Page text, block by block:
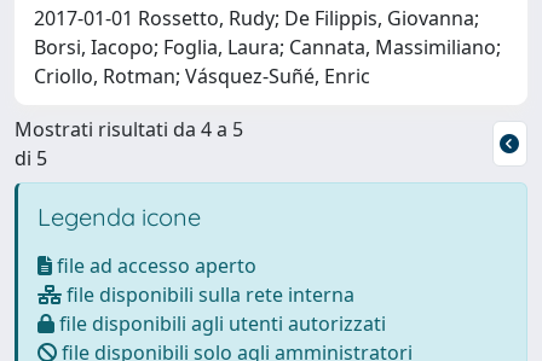
2017-01-01 Rossetto, Rudy; De Filippis, Giovanna;
Borsi, Iacopo; Foglia, Laura; Cannata, Massimiliano;
Criollo, Rotman; Vásquez-Suñé, Enric
Mostrati risultati da 4 a 5
di 5
Legenda icone
file ad accesso aperto
file disponibili sulla rete interna
file disponibili agli utenti autorizzati
file disponibili solo agli amministratori